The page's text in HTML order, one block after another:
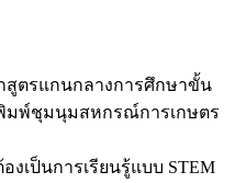
สูตรแกนกลางการศึกษาขั้น
พิมพ์ชุมนุมสหกรณ์การเกษตร
งเป็นการเรียนรู้แบบ STEM